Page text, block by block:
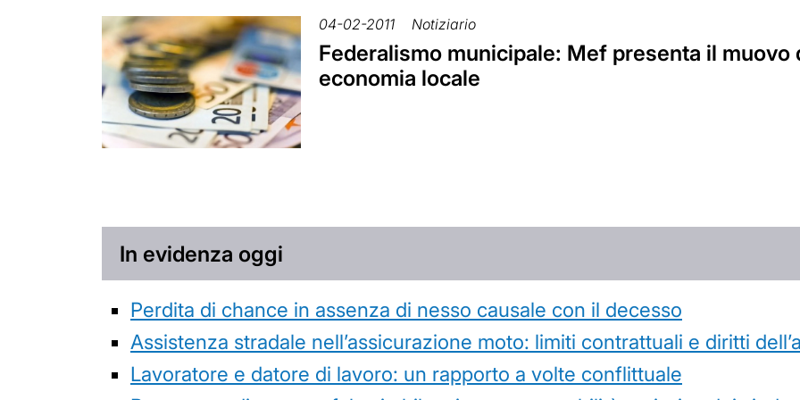
04-02-2011 Notiziario
Federalismo municipale: Mef presenta il
economia locale
In evidenza oggi
Perdita di chance in assenza di nesso causale con il decesso
Assistenza stradale nell’assicurazione moto: limiti contrattuali e diritti
Lavoratore e datore di lavoro: un rapporto a volte conflittuale